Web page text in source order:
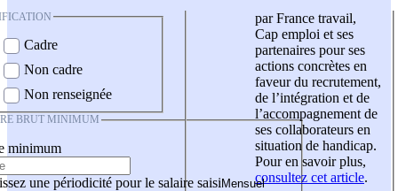
Cadre
Non cadre
Non renseignée
BRUT MINIMUM
minimum
une périodicité pour le salaire saisi
par France travail,
Cap emploi et ses
partenaires pour ses
actions concrètes en
faveur du recrutement,
de l’intégration et de
l’accompagnement de
ses collaborateurs en
situation de handicap.
Pour en savoir plus,
consultez cet article.